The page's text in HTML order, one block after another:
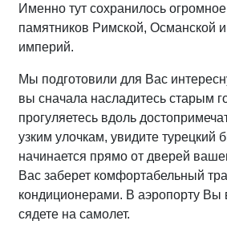
Именно тут сохранилось
памятников Римской, Османской
империй.
Мы подготовили для Вас
вы сначала насладитесь старым
прогуляетесь вдоль
узким улочкам, увидите турецкий
начинается прямо от дверей
Вас заберет комфортабельный
кондиционерами. В аэропорту Вы
сядете на самолет.